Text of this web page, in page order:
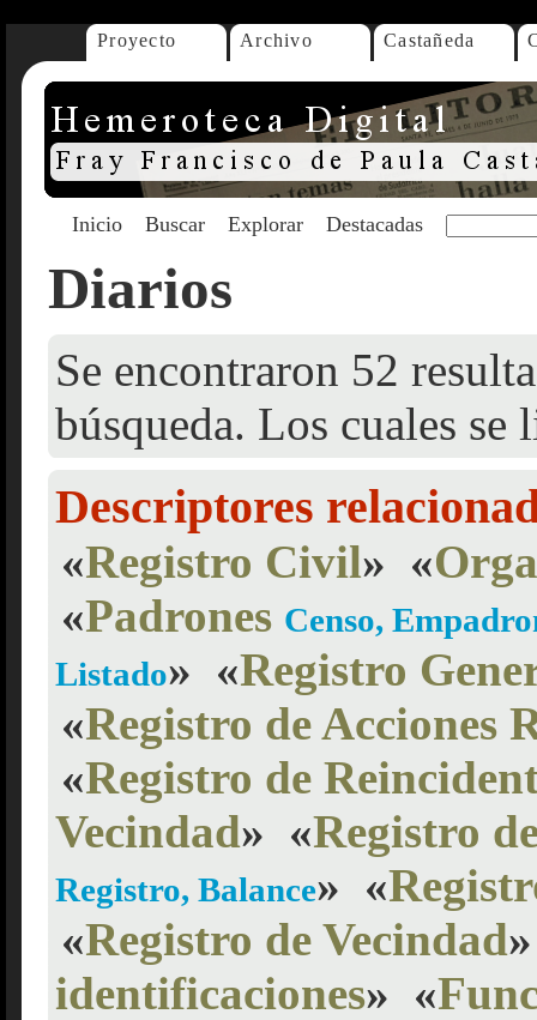
Proyecto Archivo Castañeda
Inicio Buscar Explorar Destacadas
Diarios
Se encontraron 52
búsqueda. Los cuales se
Descriptores
«Registro Civil» «
«Padrones Censo,
Listado» «Registro
«Registro de Acciones
«Registro de
Vecindad» «Registro
Registro, Balance» «
«Registro de Vecindad»
identificaciones» «